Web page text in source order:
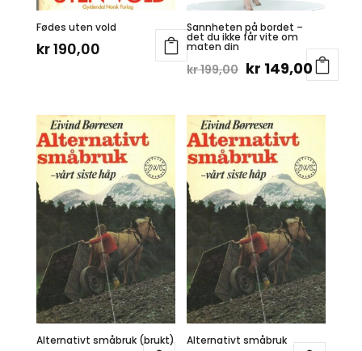
Fødes uten vold
kr190,00
Sannheten på bordet –
det du ikke får vite om
maten din
kr199,00 Opprinnelig
var:
kr 199,00.
kr 149,00
er:
Alternativt småbruk (brukt) Alternativt småbruk